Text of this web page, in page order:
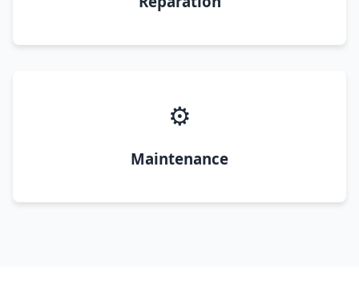
⚙️
Maintenance